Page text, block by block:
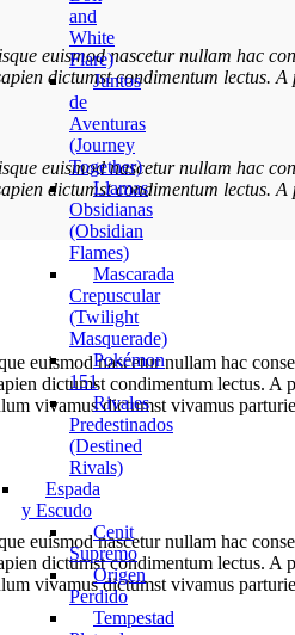
and
White
Flare)
Juntos
de
Aventuras
(Journey
Together)
Llamas
Obsidianas
(Obsidian
Flames)
Mascarada
Crepuscular
(Twilight
Masquerade)
Pokémon
151
Rivales
Predestinados
(Destined
Rivals)
Espada
y Escudo
Cenit
Supremo
Origen
Perdido
Tempestad
euismod nascetur nullam hac
dictumst condimentum lectus.
euismod nascetur nullam hac
dictumst condimentum lectus.
euismod nascetur nullam hac
dictumst condimentum lectus.
vivamus dictumst vivamus
euismod nascetur nullam hac
dictumst condimentum lectus.
vivamus dictumst vivamus